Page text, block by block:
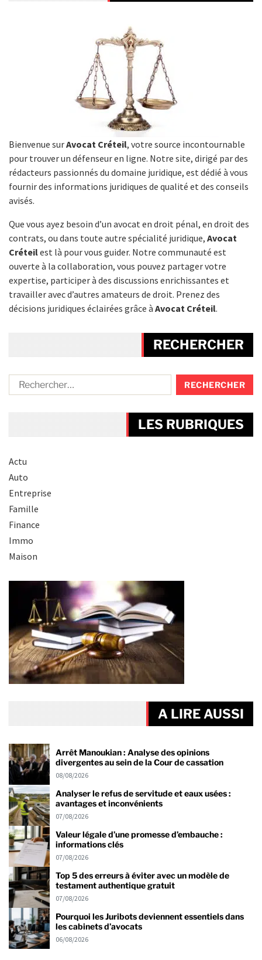
Bienvenue surAvocat Créteil, votre source incontournable
pour trouver un défenseur en ligne. Notre site, dirigé par des
rédacteurs passionnés du domaine juridique, est dédié à vous
fournir des informations juridiques de qualité et des conseils
avisés.
Que vous ayez besoin d’un avocat en droit pénal, en droit des
contrats, ou dans toute autre spécialité juridique, Avocat
Créteilest là pour vous guider. Notre communauté est
ouverte à la collaboration, vous pouvez partager votre
expertise, participer à des discussions enrichissantes et
travailler avec d’autres amateurs de droit. Prenez des
décisions juridiques éclairées grâce à Avocat Créteil.
RECHERCHER
LES RUBRIQUES
Actu
Auto
Entreprise
Famille
Finance
Immo
Maison
A LIRE AUSSI
Arrêt Manoukian : Analyse des opinions
divergentes au sein de la Cour de cassation
08/08/2026
Analyser le refus de servitude et eaux usées :
avantages et inconvénients
07/08/2026
Valeur légale d’une promesse d’embauche :
informations clés
07/08/2026
Top 5 des erreurs à éviter avec un modèle de
testament authentique gratuit
07/08/2026
Pourquoi les Juribots deviennent essentiels dans
les cabinets d’avocats
06/08/2026